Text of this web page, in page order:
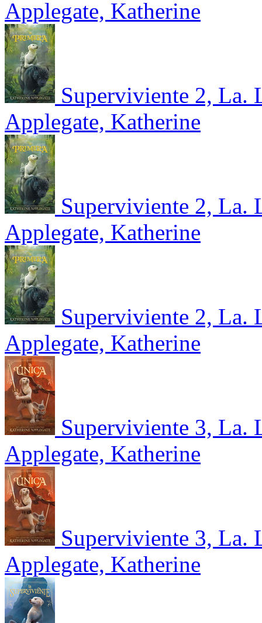
Applegate, Katherine
Superviviente 2, La.
Applegate, Katherine
Superviviente 2, La.
Applegate, Katherine
Superviviente 2, La.
Applegate, Katherine
Superviviente 3, La.
Applegate, Katherine
Superviviente 3, La.
Applegate, Katherine